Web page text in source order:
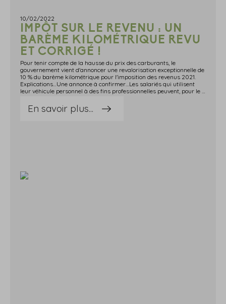
10/02/2022
IMPÔT SUR LE REVENU : UN
BARÈME KILOMÉTRIQUE REVU
ET CORRIGÉ !
Pour tenir compte de la hausse du prix des carburants, le
gouvernement vient d'annoncer une revalorisation exceptionnelle de
10 % du barème kilométrique pour l'imposition des revenus 2021.
Explications…Une annonce à confirmer…Les salariés qui utilisent
leur véhicule personnel à des fins professionnelles peuvent, pour le calcul de leur impôt sur le revenu, opter pour la déduction au titre des frais réels de déplacement.Deux choix s'offrent alors à eux :ils peuvent tenir compte des frais effectivement payés au titre du carburant, du stationnement, de l'assurance, etc., au prorata de l'utilisation professionnelle du véhicule ;ou ils peuvent utiliser le barème fiscal (appelé « barème kilométrique »), qui établit forfaitairement un coût d'utilisation du véhicule au kilomètre.A ce sujet, le gouvernement vient d'annoncer que pour l'imposition des revenus 2021, le barème kilométrique sera revalorisé de 10 %.Notez que ce barème kilométrique revalorisé servira aussi de référence pour la détermination du montant des indemnités forfaitaires kilométriques versées par les employeurs aux salariés qui utilisent leur véhicule personnel dans le cadre de déplacements professionnels.Pour finir, dès 2023, ce barème devrait faire l'objet d'une indexation automatique pour une meilleure prise en compte de l'évolution des coûts du carburant.Source : Communiqué de presse du ministère de l'économie, des finances et de la relance du 3 février 2022, n°1981Impôt sur le revenu : un barème kilométrique revu et corrigé ! © Copyright WebLex - 2022
En savoir plus...